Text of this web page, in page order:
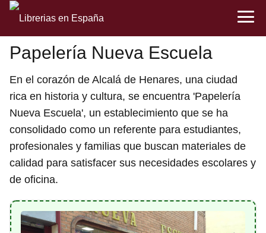
Papelería Nueva Escuela
En el corazón de Alcalá de Henares, una ciudad
rica en historia y cultura, se encuentra 'Papelería
Nueva Escuela', un establecimiento que se ha
consolidado como un referente para estudiantes,
profesionales y familias que buscan materiales de
calidad para satisfacer sus necesidades escolares y
de oficina.